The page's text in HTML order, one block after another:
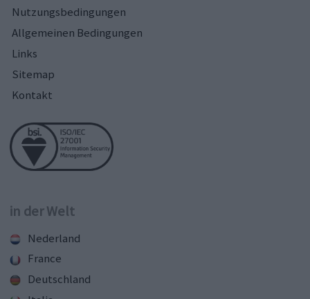
Nutzungsbedingungen
Allgemeinen Bedingungen
Links
Sitemap
Kontakt
in der Welt
Nederland
France
Deutschland